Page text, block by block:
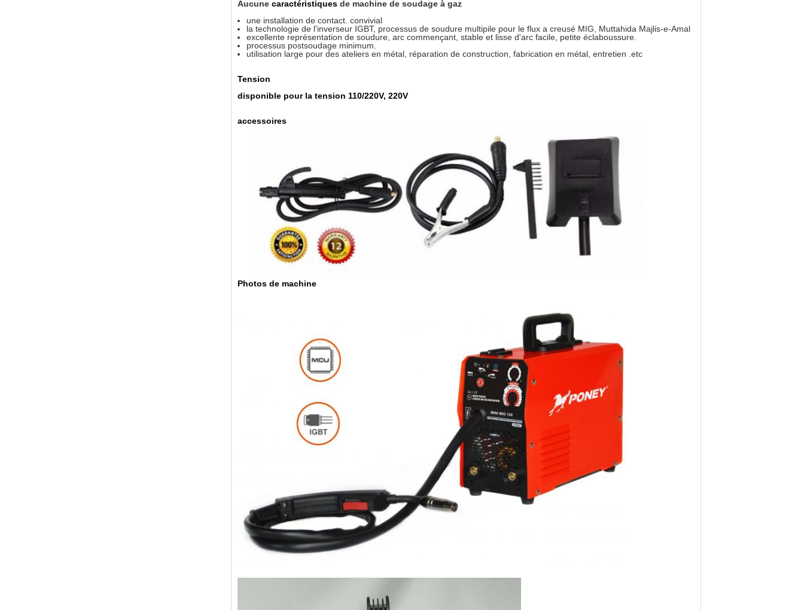
Aucune caractéristiques de machine de soudage à gaz
une installation de contact. convivial
la technologie de l'inverseur IGBT, processus de soudure multipile pour le flux a creusé MIG, Muttahida Majlis-e-Amal
excellente représentation de soudure, arc commençant, stable et lisse d'arc facile, petite éclaboussure.
processus postsoudage minimum.
utilisation large pour des ateliers en métal, réparation de construction, fabrication en métal, entretien .etc
Tension
disponible pour la tension 110/220V, 220V
accessoires
Photos de machine